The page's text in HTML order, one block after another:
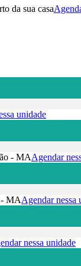
da sua casa
unidade
- MAAgendar
- MAAgendar nessa
nessa unidade